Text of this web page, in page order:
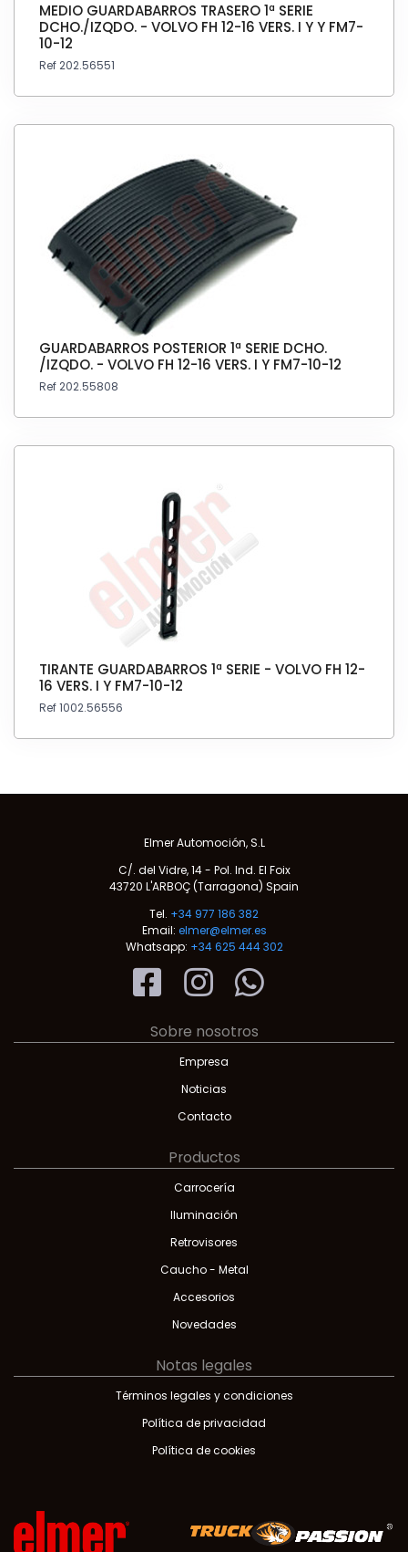
MEDIO GUARDABARROS TRASERO 1ª SERIE
DCHO./IZQDO. - VOLVO FH 12-16 VERS. I Y Y FM7-
10-12
Ref 202.56551
GUARDABARROS POSTERIOR 1ª SERIE DCHO.
/IZQDO. - VOLVO FH 12-16 VERS. I Y FM7-10-12
Ref 202.55808
TIRANTE GUARDABARROS 1ª SERIE - VOLVO FH 12-
16 VERS. I Y FM7-10-12
Ref 1002.56556
Elmer Automoción, S.L
C/. del Vidre, 14 - Pol. Ind. El Foix
43720 L'ARBOÇ (Tarragona) Spain
Tel. +34 977 186 382
Email: elmer@elmer.es
Whatsapp: +34 625 444 302
Sobre nosotros
Empresa
Noticias
Contacto
Productos
Carrocería
Iluminación
Retrovisores
Caucho - Metal
Accesorios
Novedades
Notas legales
Términos legales y condiciones
Política de privacidad
Política de cookies